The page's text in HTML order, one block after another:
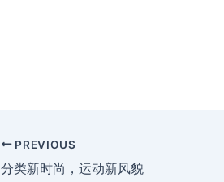
PREVIOUS
分类新时尚，运动新风貌